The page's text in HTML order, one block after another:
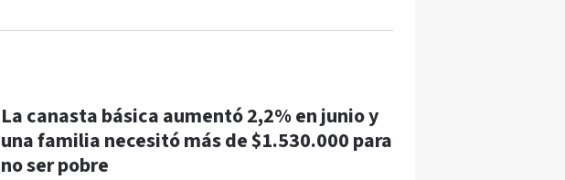
La canasta básica aumentó 2,2% en junio y
una familia necesitó más de $1.530.000 para
no ser pobre